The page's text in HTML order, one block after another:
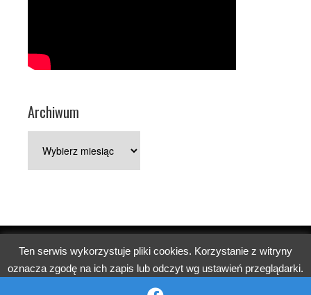
Archiwum
Copyright © 2026 Parafia pw. św. Jerzego w Poznaniu.
ChurchWordPress Theme by themehall.com
Ten serwis wykorzystuje pliki cookies. Korzystanie z witryny
oznacza zgodę na ich zapis lub odczyt wg ustawień przeglądarki.